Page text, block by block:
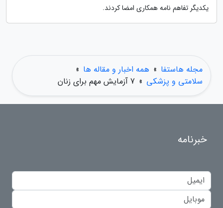
یکدیگر تفاهم نامه همکاری امضا کردند.
مجله هاستفا » همه اخبار و مقاله ها »
سلامتی و پزشکی » 7 آزمایش مهم برای زنان
خبرنامه